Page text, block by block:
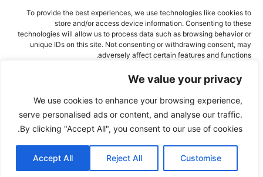
We value your privacy
We use cookies to enhance your browsing experience,
serve personalised ads or content, and analyse our traffic.
By clicking "Accept All", you consent to our use of cookies.
Customise
Reject All
Accept All
To provide the best experiences, we use technologies like cookies to
store and/or access device information. Consenting to these
technologies will allow us to process data such as browsing behavior or
unique IDs on this site. Not consenting or withdrawing consent, may
adversely affect certain features and functions.
דחייה
Cookie Policy
אודות
יבוא אישי ויבוא מקביל
טרייד אין ומשומשות
רכבים למכירה במלאי
צור קשר
עמוד פרטיות
074-7408590
office@luxury-motors.co.il
© 2023 By INTERWEB DIGITAL